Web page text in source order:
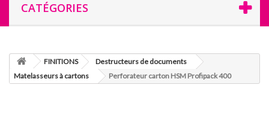
CATÉGORIES
FINITIONS
Destructeurs de documents
Matelasseurs à cartons
Perforateur carton HSM Profipack 400